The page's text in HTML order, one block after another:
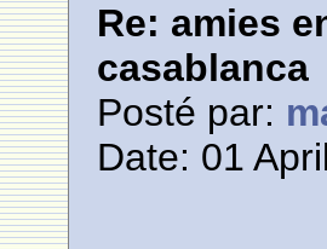
Re: amies
casablanca
Posté par:
Date: 01